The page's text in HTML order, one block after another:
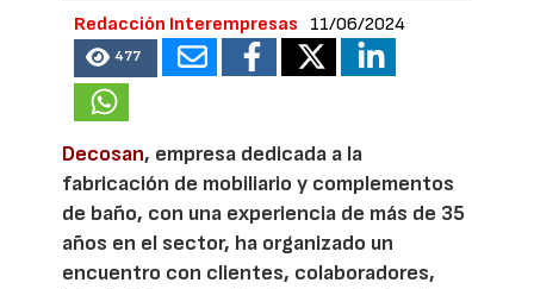
Redacción Interempresas 11/06/2024
477
Decosan, empresa dedicada a la
fabricación de mobiliario y complementos
de baño, con una experiencia de más de 35
años en el sector, ha organizado un
encuentro con clientes, colaboradores,